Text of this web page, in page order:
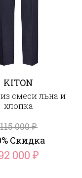
KITON
смеси льна и
хлопка
115 000₽
Скидка
000 ₽